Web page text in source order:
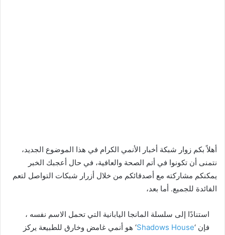
أهلاً بكم زوار شبكة أخبار الأنمي الكرام في هذا الموضوع الجديد،
نتمنى أن تكونوا في أتم الصحة والعافية، في حال أعجبك الخبر
يمكنكم مشاركته مع أصدقائكم من خلال أزرار شبكات التواصل لتعم
الفائدة للجميع. أما بعد،
استنادًا إلى سلسلة المانجا اليابانية التي تحمل الاسم نفسه ،
فإن ‘Shadows House‘ هو أنمي غامض وخارق للطبيعة يركز